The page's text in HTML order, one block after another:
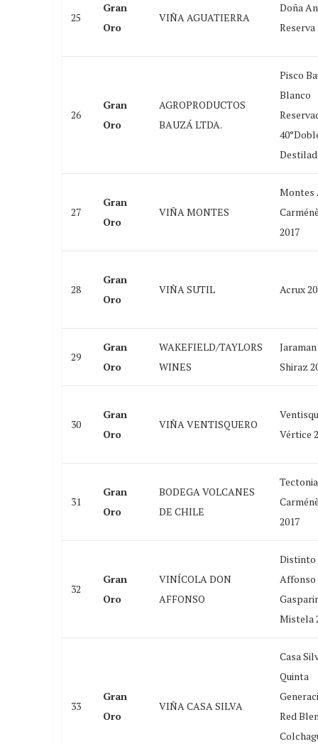
25
Gran
Oro
VIÑA AGUATIERRA
Doña
Reserva
26
Gran
Oro
AGROPRODUCTOS
BAUZÁ LTDA.
Pisco
Blanco
27
Gran
Oro
VIÑA MONTES
Montes
2017
28
Gran
Oro
VIÑA SUTIL Acrux
29
Gran
Oro
WAKEFIELD/TAYLORS
WINES
Jaraman
Shiraz
30
Gran
Oro
VIÑA VENTISQUERO
Vértice
31
Gran
Oro
BODEGA VOLCANES
DE CHILE
Tectonia
2017
32
Gran
Oro
VINÍCOLA DON
AFFONSO
Distinto
Affonso
Mistela
33
Gran
Oro
VIÑA CASA SILVA
Casa
Quinta
Red